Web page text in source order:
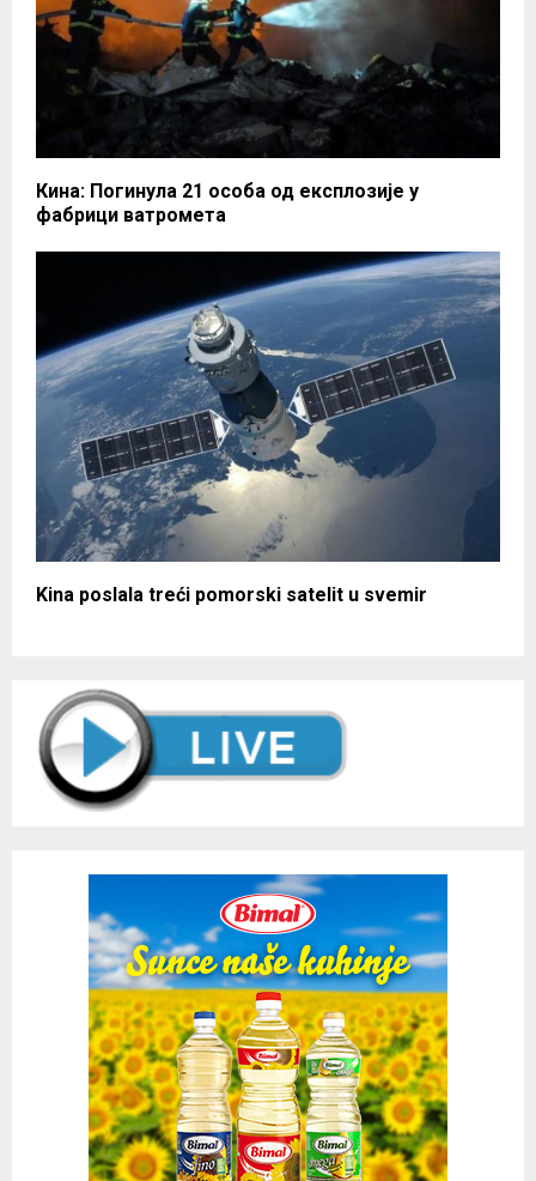
Кина: Погинула 21 особа од експлозије у
фабрици ватромета
Kina poslala treći pomorski satelit u svemir